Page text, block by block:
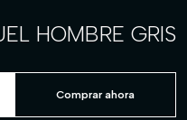
HOMBRE GRIS
Comprar ahora